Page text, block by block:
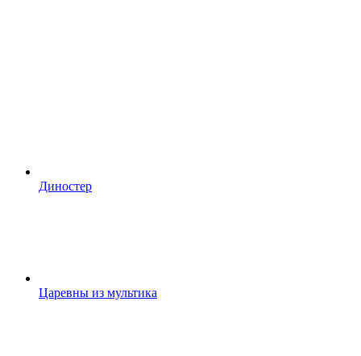
Диностер
Царевны из мультика